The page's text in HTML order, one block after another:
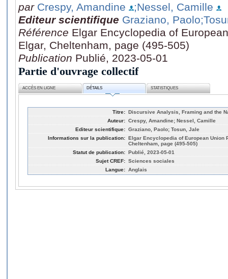
par Crespy, Amandine
;Nessel, Camille
Editeur scientifique Graziano, Paolo
Référence Elgar Encyclopedia of
Elgar, Cheltenham, page (495-505)
Publication Publié, 2023-05-01
Partie d'ouvrage collectif
ACCÈS EN LIGNE DÉTAILS STATISTIQUES
Titre: Discursive Analysis, Framing and the
Auteur: Crespy, Amandine; Nessel, Camille
Editeur scientifique: Graziano, Paolo; Tosun, Jale
Informations sur la publication: Elgar Encyclopedia of European Union
Cheltenham, page (495-505)
Statut de publication: Publié, 2023-05-01
Sujet CREF: Sciences sociales
Langue: Anglais